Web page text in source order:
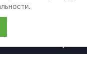
МАГАЗИН
Festool